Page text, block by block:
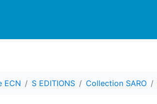
ECN S EDITIONS Collection SARO